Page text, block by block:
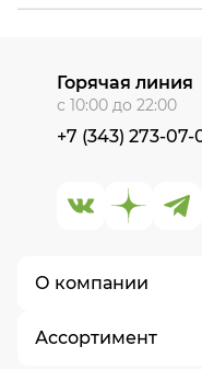
О компании
О нас
Ассортимент
Горячая линия
с 10:00 до 22:00
+7 (343) 273-07-